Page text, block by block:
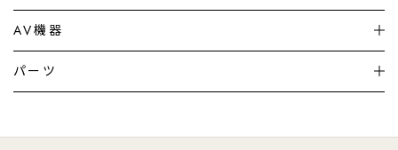
加湿器・空気清浄機
暖房機 掃除機
調理家電 生活家電
シーリングライト
デスクライト
AV機器
テレビ
パーツ